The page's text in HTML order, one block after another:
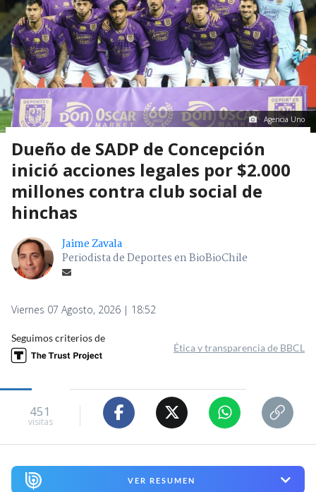
Agencia Uno
Dueño de SADP de Concepción
inició acciones legales por $2.000
millones contra club social de
hinchas
Jaime Zavala
Periodista de Deportes en BioBioChile
Viernes 07 Agosto, 2026 | 18:52
Seguimos criterios de
Ética y transparencia de BBCL
451
visitas
VER RESUMEN